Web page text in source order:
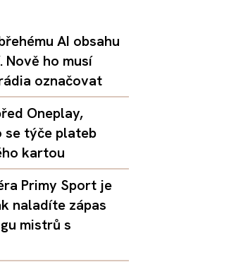
AI obsahu
Nově ho musí
označovat
Oneplay,
se týče plateb
kartou
Primy Sport je
naladíte zápas
mistrů s